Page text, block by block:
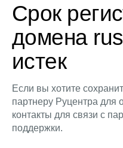
Срок
домена
истек
Если вы хотите
партнеру Руцентра для
контакты для связи с
поддержки.